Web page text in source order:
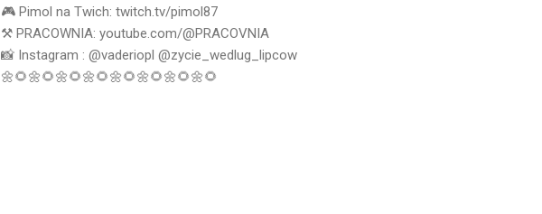
🎮 Pimol na Twich: twitch.tv/pimol87
⚒️ PRACOWNIA: youtube.com/@PRACOVNIA
📸 Instagram : @vaderiopl @zycie_wedlug_lipcow
🌼🌻🌼🌻🌼🌻🌼🌻🌼🌻🌼🌻🌼🌻🌼🌻